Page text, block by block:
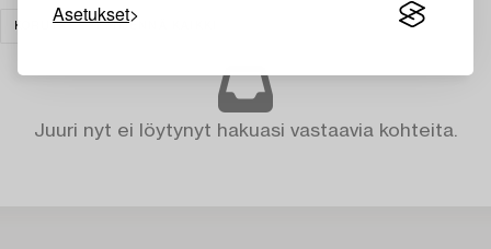
Asetukset
KORUT TYHJENNÄ KAIKKI
Juuri nyt ei löytynyt hakuasi vastaavia kohteita.